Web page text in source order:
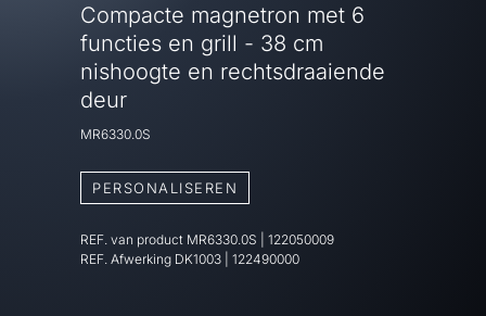
Compacte magnetron met 6
functies en grill - 38 cm
nishoogte en rechtsdraaiende
deur
MR6330.0S
PERSONALISEREN
REF. van product MR6330.0S
122050009
REF. Afwerking DK1003 | 122490000